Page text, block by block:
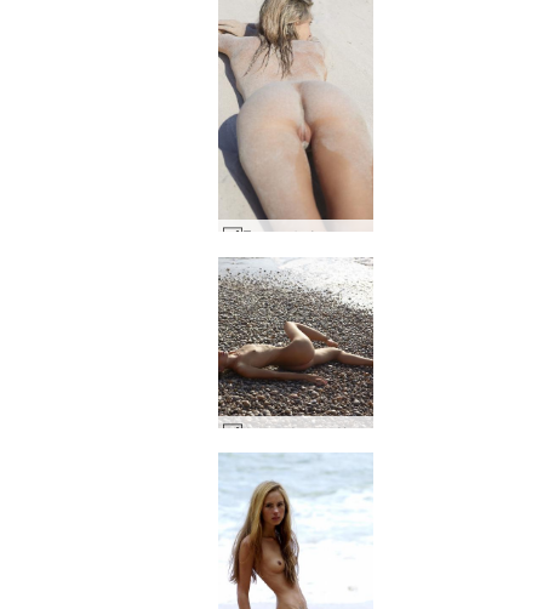
Francy セクシー サンディ #33
ミレーナ ヌード ペブル ビーチ #18